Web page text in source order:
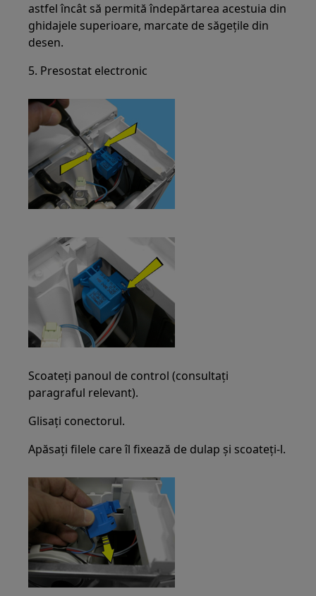
astfel încât să permită îndepărtarea acestuia din
ghidajele superioare, marcate de săgețile din
desen.
5. Presostat electronic
Scoateți panoul de control (consultați
paragraful relevant).
Glisați conectorul.
Apăsați filele care îl fixează de dulap și scoateți-l.